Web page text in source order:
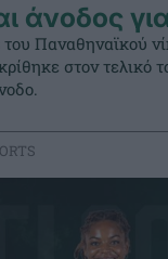
άνοδος
Παναθηναϊκού
στον τελικό